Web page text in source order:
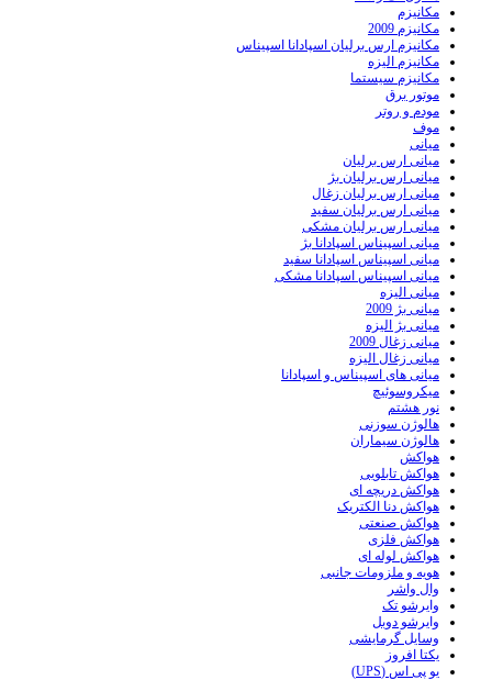
مکانیزم
مکانیزم 2009
مکانیزم ارس برلیان اسپادانا اسپیناس
مکانیزم الیزه
مکانیزم سیستما
موتور برق
مودم و روتر
موف
میانی
میانی ارس برلیان
میانی ارس برلیان بژ
میانی ارس برلیان زغال
میانی ارس برلیان سفید
میانی ارس برلیان مشکی
میانی اسپیناس اسپادانا بژ
میانی اسپیناس اسپادانا سفید
میانی اسپیناس اسپادانا مشکی
میانی الیزه
میانی بژ 2009
میانی بژ الیزه
میانی زغال 2009
میانی زغال الیزه
میانی های اسپیناس و اسپادانا
میکروسوئیچ
نور هشتم
هالوژن سوزنی
هالوژن سیماران
هواکش
هواکش تابلویی
هواکش دریچه ای
هواکش دنا الکتریک
هواکش صنعتی
هواکش فلزی
هواکش لوله ای
هویه و ملزومات جانبی
وال واشر
وایرشو تک
وایرشو دوبل
وسایل گرمایشی
یکتا افروز
یو پی اس (UPS)